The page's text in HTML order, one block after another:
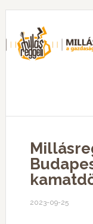
2023-09-25